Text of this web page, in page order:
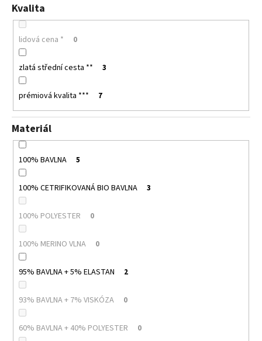
Kvalita
lidová cena * 0
zlatá střední cesta ** 3
prémiová kvalita *** 7
Materiál
100% BAVLNA 5
100% CETRIFIKOVANÁ BIO BAVLNA 3
100% POLYESTER 0
100% MERINO VLNA 0
95% BAVLNA + 5% ELASTAN 2
93% BAVLNA + 7% VISKÓZA 0
60% BAVLNA + 40% POLYESTER 0